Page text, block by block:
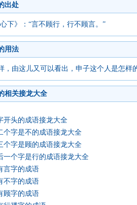
出处
心下》：“言不顾行，行不顾言。”
用法
，由这儿又可以看出，申子这个人是怎
相关接龙大全
开头的成语接龙大全
个字是不的成语接龙大全
个字是顾的成语接龙大全
一个字是行的成语接龙大全
言字的成语
不字的成语
顾字的成语